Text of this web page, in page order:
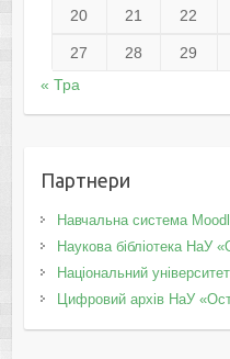
20 21 22
27 28 29
« Тра
Партнери
Навчальна система
Наукова бібліотека НаУ
Національний
Цифровий архів НаУ